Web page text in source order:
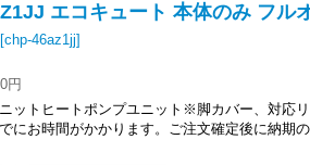
エコキュート 本体のみ フ
[chp-46az1jj]
円
ニットヒートポンプユニット※脚カバー、対
にお時間がかかります。ご注文確定後に納期